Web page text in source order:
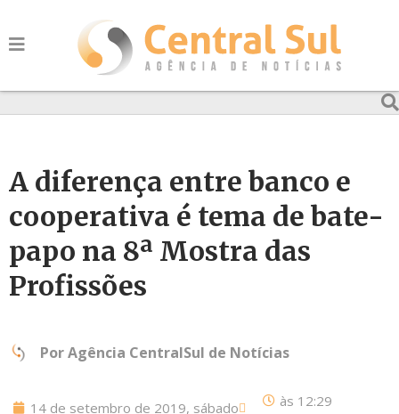
A diferença entre banco e
cooperativa é tema de bate-
papo na 8ª Mostra das
Profissões
PorAgência CentralSul de Notícias
14 de setembro de 2019, sábado às 12:29